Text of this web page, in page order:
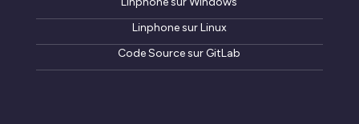
Linphone sur Linux
Code Source sur GitLab